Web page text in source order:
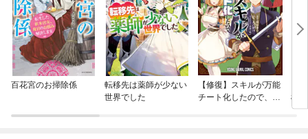
百花宮のお掃除係
転移先は薬師が少ない
世界でした
【修復】スキルが万能
チート化したので、武
様